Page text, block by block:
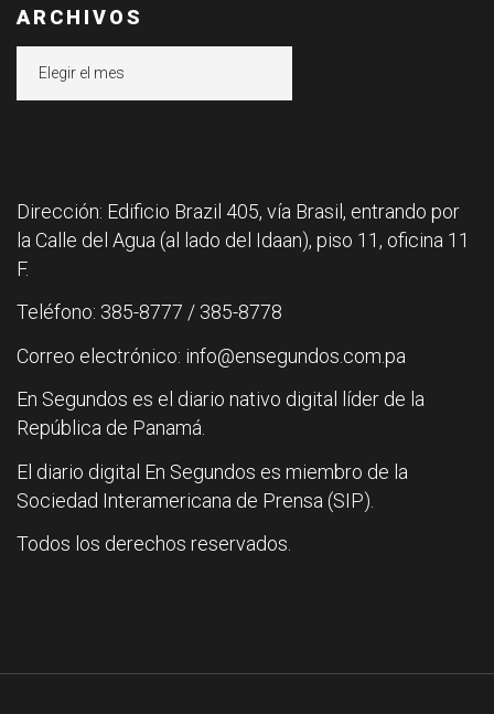
ARCHIVOS
Dirección: Edificio Brazil 405, vía Brasil, entrando por
la Calle del Agua (al lado del Idaan), piso 11, oficina 11
F.
Teléfono: 385-8777 / 385-8778
Correo electrónico: info@ensegundos.com.pa
En Segundos es el diario nativo digital líder de la
República de Panamá.
El diario digital En Segundos es miembro de la
Sociedad Interamericana de Prensa (SIP).
Todos los derechos reservados.